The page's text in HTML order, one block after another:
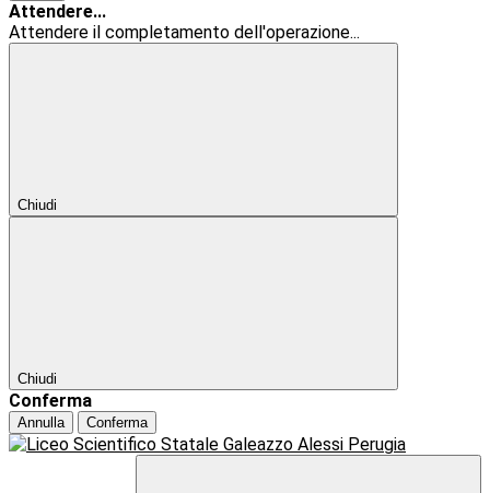
Attendere...
Attendere il completamento dell'operazione...
Chiudi
Chiudi
Conferma
Annulla Conferma